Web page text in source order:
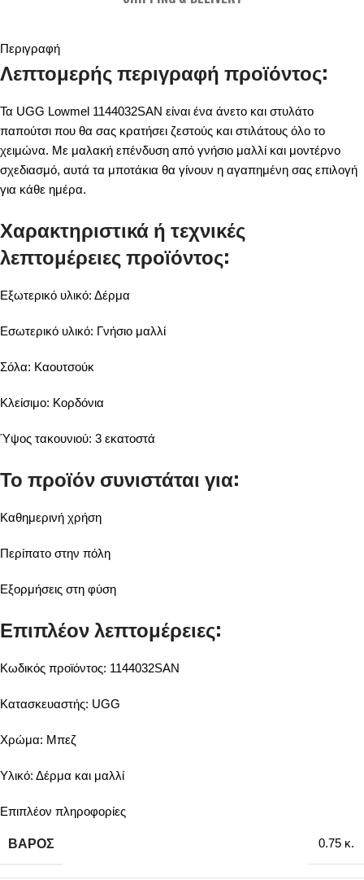
Περιγραφή
Λεπτομερής περιγραφή προϊόντος:
Τα UGG Lowmel 1144032SAN είναι ένα άνετο και στυλάτο
παπούτσι που θα σας κρατήσει ζεστούς και στιλάτους όλο το
χειμώνα. Με μαλακή επένδυση από γνήσιο μαλλί και μοντέρνο
σχεδιασμό, αυτά τα μποτάκια θα γίνουν η αγαπημένη σας επιλογή
για κάθε ημέρα.
Χαρακτηριστικά ή τεχνικές
λεπτομέρειες προϊόντος:
Εξωτερικό υλικό: Δέρμα
Εσωτερικό υλικό: Γνήσιο μαλλί
Σόλα: Καουτσούκ
Κλείσιμο: Κορδόνια
Ύψος τακουνιού: 3 εκατοστά
Το προϊόν συνιστάται για:
Καθημερινή χρήση
Περίπατο στην πόλη
Εξορμήσεις στη φύση
Επιπλέον λεπτομέρειες:
Κωδικός προϊόντος: 1144032SAN
Κατασκευαστής: UGG
Χρώμα: Μπεζ
Υλικό: Δέρμα και μαλλί
Επιπλέον πληροφορίες
ΒΆΡΟΣ 0.75 κ.